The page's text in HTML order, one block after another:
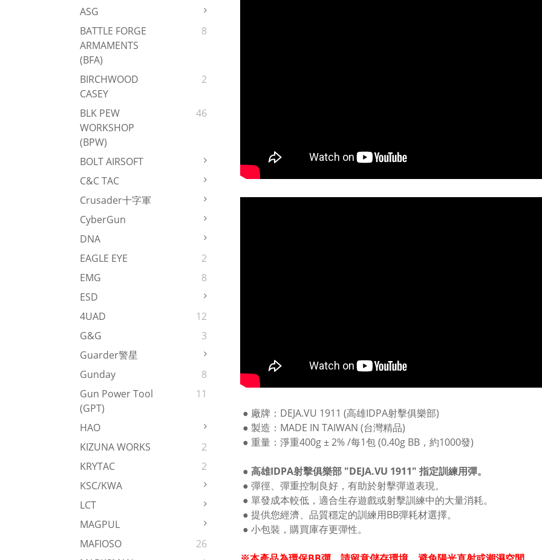
ASG
BATTLE FORGE
ARMAMENTS
(BFA)
8
BIRCHWOOD
CASEY
2
BLK PEW
WORKSHOP
(BPW)
46
BOLT AIRSOFT
C&C TAC
Crusader十字軍
CyberGun
DNA
EAGLE EYE
2
EMG
8
ESD
4UAD
12
G&G
3
Guarder警星
Gunday
8
Gun Power Tool
(GPT)
11
HAO
KIZUNA WORKS
2
KRYTAC
2
KSC/KWA
LCT
MAGPUL
MAFIOSO
26
● 廠牌：DEJA.VU 1911 (高雄IDPA射擊俱樂部)
● 製造：MADE IN TAIWAN (台灣精品)
● 重量：淨重400g ± 2% /每1包 (0.40g BB，約1000發)
● 高雄IDPA射擊俱樂部 "DEJA.VU 1911" 指定訓練用彈。
● 彈徑、彈重控制良好，有助於射擊彈道表現。
● 單發成本較低，適合生存遊戲或射擊訓練中的大量消耗。
● 提供您經濟、品質穩定的訓練用BB彈耗材選擇。
● 小包裝，購買庫存更彈性。